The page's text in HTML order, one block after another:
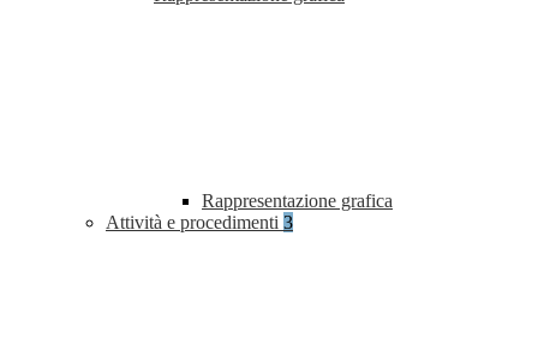
Rappresentazione grafica
Attività e procedimenti 3